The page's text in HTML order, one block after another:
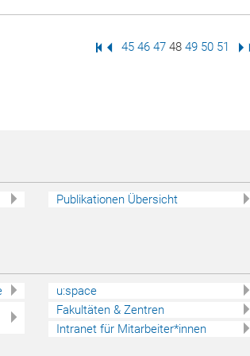
Erste Seite
Vorige Seite
Seite
45 Seite
46 Seite
47 Seite
48 Seite
49 Seite
50 Seite
51
Publikationen Übersicht
u:space
Fakultäten & Zentren
Intranet für Mitarbeiter*innen